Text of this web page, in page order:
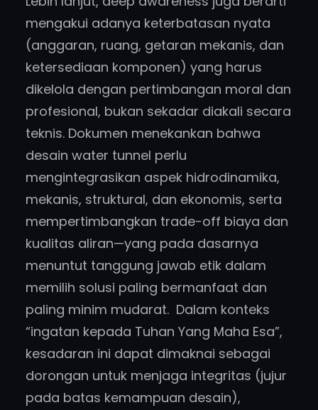
mengakui adanya keterbatasan nyata
(anggaran, ruang, getaran mekanis, dan
ketersediaan komponen) yang harus
dikelola dengan pertimbangan moral dan
profesional, bukan sekadar diakali secara
teknis. Dokumen menekankan bahwa
desain water tunnel perlu
mengintegrasikan aspek hidrodinamika,
mekanis, struktural, dan ekonomis, serta
mempertimbangkan trade-off biaya dan
kualitas aliran—yang pada dasarnya
menuntut tanggung jawab etik dalam
memilih solusi paling bermanfaat dan
paling minim mudarat. Dalam konteks
“ingatan kepada Tuhan Yang Maha Esa”,
kesadaran ini dapat dimaknai sebagai
dorongan untuk menjaga integritas (jujur
pada batas kemampuan desain),